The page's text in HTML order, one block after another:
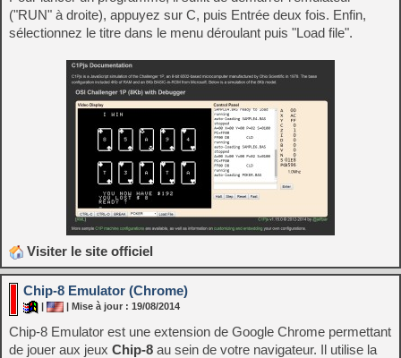
("RUN" à droite), appuyez sur C, puis Entrée deux fois. Enfin,
sélectionnez le titre dans le menu déroulant puis "Load file".
Visiter le site officiel
Chip-8 Emulator (Chrome)
| | Mise à jour : 19/08/2014
Chip-8 Emulator est une extension de Google Chrome permettant
de jouer aux jeux Chip-8 au sein de votre navigateur. Il utilise la